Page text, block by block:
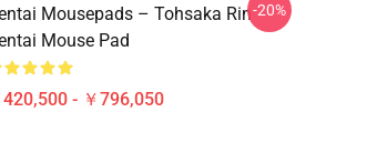
Mousepads – Tohsaka Rin
Mouse Pad
420,500 - ￥796,050
-20%